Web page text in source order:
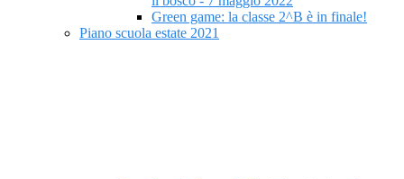
Green game: la classe 2^B è in finale!
Piano scuola estate 2021